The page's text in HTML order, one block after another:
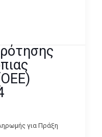
για Πράξη